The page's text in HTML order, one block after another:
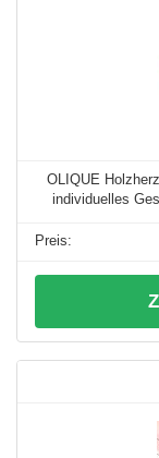
OLIQUE
individuelles